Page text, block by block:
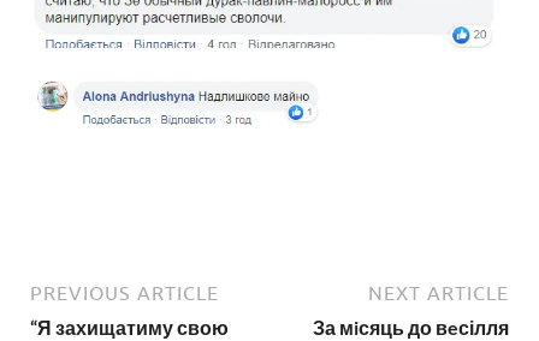
PREVIOUS ARTICLE
“Я захищатиму свою
NEXT ARTICLE
За мiсяць до вeсілля